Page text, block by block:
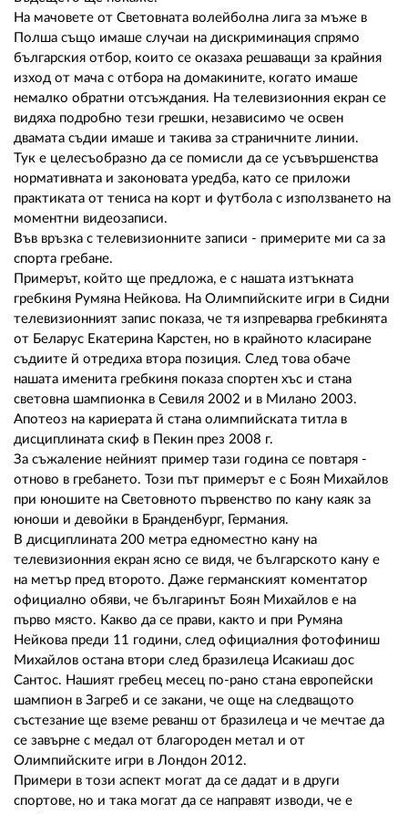
На мачовете от Световната волейболна лига за мъже в
Полша също имаше случаи на дискриминация спрямо
българския отбор, които се оказаха решаващи за крайния
изход от мача с отбора на домакините, когато имаше
немалко обратни отсъждания. На телевизионния екран се
видяха подробно тези грешки, независимо че освен
двамата съдии имаше и такива за страничните линии.
Тук е целесъобразно да се помисли да се усъвършенства
нормативната и законовата уредба, като се приложи
практиката от тениса на корт и футбола с използването на
моментни видеозаписи.
Във връзка с телевизионните записи - примерите ми са за
спорта гребане.
Примерът, който ще предложа, е с нашата изтъкната
гребкиня Румяна Нейкова. На Олимпийските игри в Сидни
телевизионният запис показа, че тя изпреварва гребкинята
от Беларус Екатерина Карстен, но в крайното класиране
съдиите й отредиха втора позиция. След това обаче
нашата именита гребкиня показа спортен хъс и стана
световна шампионка в Севиля 2002 и в Милано 2003.
Апотеоз на кариерата й стана олимпийската титла в
дисциплината скиф в Пекин през 2008 г.
За съжаление нейният пример тази година се повтаря -
отново в гребането. Този път примерът е с Боян Михайлов
при юношите на Световното първенство по кану каяк за
юноши и девойки в Бранденбург, Германия.
В дисциплината 200 метра едноместно кану на
телевизионния екран ясно се видя, че българското кану е
на метър пред второто. Даже германският коментатор
официално обяви, че българинът Боян Михайлов е на
първо място. Какво да се прави, както и при Румяна
Нейкова преди 11 години, след официалния фотофиниш
Михайлов остана втори след бразилеца Исакиаш дос
Сантос. Нашият гребец месец по-рано стана европейски
шампион в Загреб и се закани, че още на следващото
състезание ще вземе реванш от бразилеца и че мечтае да
се завърне с медал от благороден метал и от
Олимпийските игри в Лондон 2012.
Примери в този аспект могат да се дадат и в други
спортове, но и така могат да се направят изводи, че е